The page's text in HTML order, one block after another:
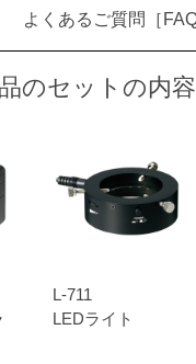
よくあるご質問［FAQ
のセットの内容
L-711
LEDライト